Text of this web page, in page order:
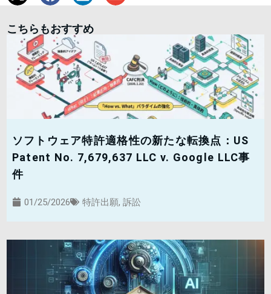
こちらもおすすめ
ソフトウェア特許適格性の新たな転換点：US
Patent No. 7,679,637 LLC v. Google LLC事
件
01/25/2026 特許出願, 訴訟